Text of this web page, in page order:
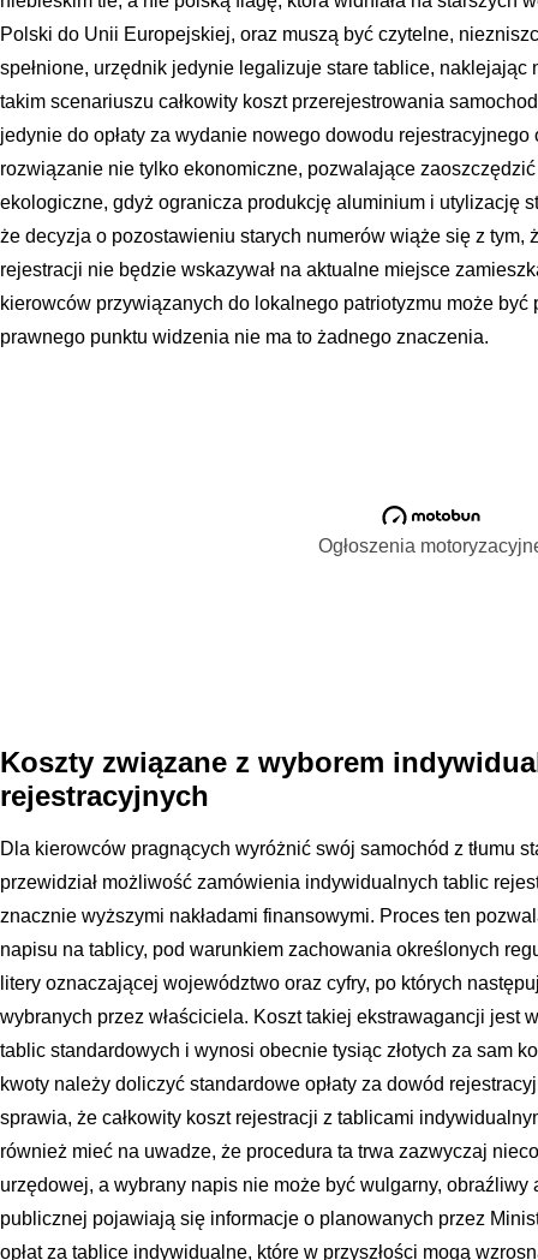
Polski do Unii Europejskiej, oraz muszą być czytelne,
spełnione, urzędnik jedynie legalizuje stare tablice,
takim scenariuszu całkowity koszt przerejestrowania
jedynie do opłaty za wydanie nowego dowodu rejestracyjnego
rozwiązanie nie tylko ekonomiczne, pozwalające
ekologiczne, gdyż ogranicza produkcję aluminium i utylizację
że decyzja o pozostawieniu starych numerów wiąże się z tym,
rejestracji nie będzie wskazywał na aktualne miejsce
kierowców przywiązanych do lokalnego patriotyzmu może
prawnego punktu widzenia nie ma to żadnego znaczenia.
Ogłoszenia
Koszty związane z wyborem
rejestracyjnych
Dla kierowców pragnących wyróżnić swój samochód z tłumu
przewidział możliwość zamówienia indywidualnych tablic
znacznie wyższymi nakładami finansowymi. Proces ten
napisu na tablicy, pod warunkiem zachowania określonych
litery oznaczającej województwo oraz cyfry, po których
wybranych przez właściciela. Koszt takiej ekstrawagancji jest
tablic standardowych i wynosi obecnie tysiąc złotych za sam
kwoty należy doliczyć standardowe opłaty za dowód
sprawia, że całkowity koszt rejestracji z tablicami
również mieć na uwadze, że procedura ta trwa zazwyczaj
urzędowej, a wybrany napis nie może być wulgarny, obraźliwy
publicznej pojawiają się informacje o planowanych przez
opłat za tablice indywidualne, które w przyszłości mogą